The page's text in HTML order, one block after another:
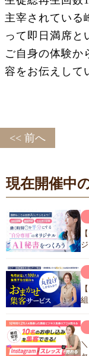
主宰されている
って即日満席と
ご自身の体験か
容をお伝えして
<< 前へ
現在開催中